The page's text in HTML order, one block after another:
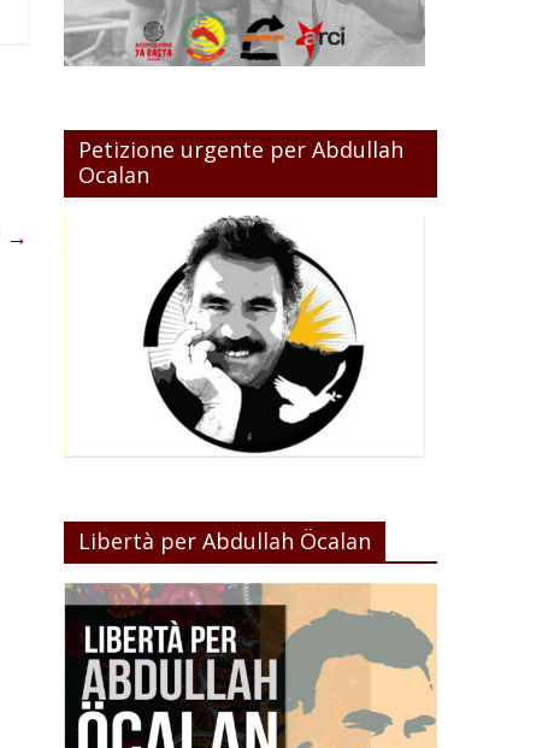
→
Petizione urgente per Abdullah
Ocalan
Libertà per Abdullah Öcalan